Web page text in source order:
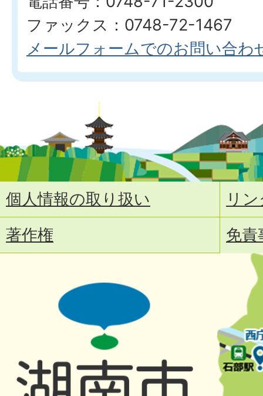
ファックス：0748-72-1467
メールフォームでのお問い合わ
個人情報の取り扱い
リ
著作権
免責